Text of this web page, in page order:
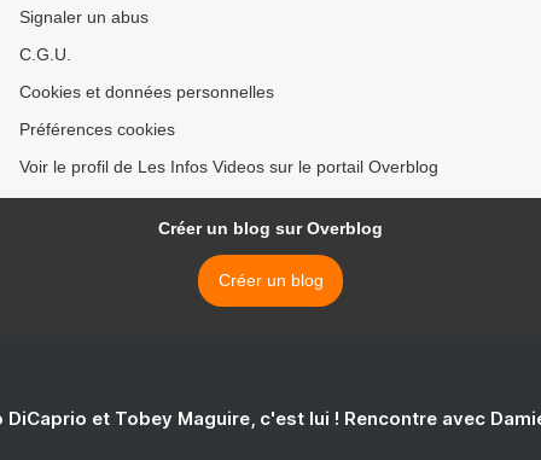
Signaler un abus
C.G.U.
Cookies et données personnelles
Préférences cookies
Voir le profil de Les Infos Videos sur le portail Overblog
Créer un blog sur Overblog
Créer un blog
DiCaprio et Tobey Maguire, c'est lui ! Rencontre avec